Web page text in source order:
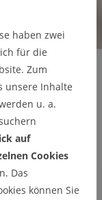
Gjikaj
haben zwei
für die
Zum
unsere Inhalte
u. a.
auf
Cookies
Das
können Sie